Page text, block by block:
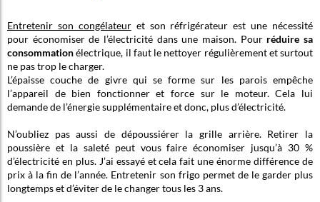
Entretenir son congélateuret son réfrigérateur est une nécessité
pour économiser de l’électricité dans une maison. Pour réduire sa
consommationélectrique, il faut le nettoyer régulièrement et surtout
ne pas trop le charger.
L’épaisse couche de givre qui se forme sur les parois empêche
l’appareil de bien fonctionner et force sur le moteur. Cela lui
demande de l’énergie supplémentaire et donc, plus d’électricité.
N’oubliez pas aussi de dépoussiérer la grille arrière. Retirer la
poussière et la saleté peut vous faire économiser jusqu’à 30 %
d’électricité en plus. J’ai essayé et cela fait une énorme différence de
prix à la fin de l’année. Entretenir son frigo permet de le garder plus
longtemps et d’éviter de le changer tous les 3 ans.